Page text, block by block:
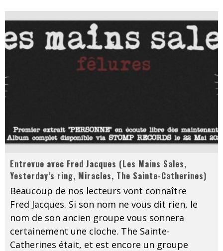
Entrevue avec Fred Jacques (Les Mains Sales,
Yesterday’s ring, Miracles, The Sainte-Catherines)
Beaucoup de nos lecteurs vont connaître
Fred Jacques. Si son nom ne vous dit rien, le
nom de son ancien groupe vous sonnera
certainement une cloche. The Sainte-
Catherines était, et est encore un groupe